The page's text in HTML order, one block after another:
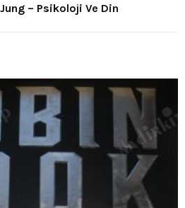
– Psikoloji Ve Din